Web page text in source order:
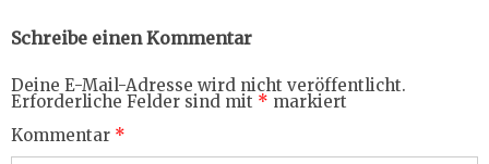
Schreibe einen Kommentar
Deine E-Mail-Adresse wird nicht veröffentlicht.
Erforderliche Felder sind mit * markiert
Kommentar *